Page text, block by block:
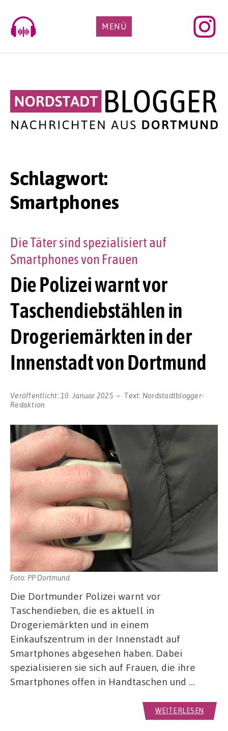
content
MENÜ
Schlagwort:
Smartphones
Die Polizei warnt vor
Taschendiebstählen in
Drogeriemärkten in der
Innenstadt von Dortmund
Die Täter sind spezialisiert auf
Smartphones von Frauen
Veröffentlicht: 10. Januar 2025 Text: Nordstadtblogger-
Redaktion
Foto: PP Dortmund
Die Dortmunder Polizei warnt vor
Taschendieben, die es aktuell in
Drogeriemärkten und in einem
Einkaufszentrum in der Innenstadt auf
Smartphones abgesehen haben. Dabei
spezialisieren sie sich auf Frauen, die ihre
Smartphones offen in Handtaschen und …
WEITERLESEN